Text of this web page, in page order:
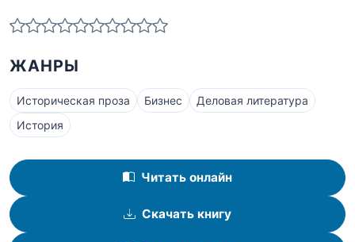
ЖАНРЫ
Историческая проза Бизнес
Деловая литература
История
Читать онлайн
Скачать книгу